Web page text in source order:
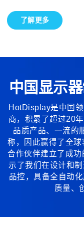
了解更多
中国显示
HotDisplay是中国
商，积累了超过20
品质产品、一流的
称，因此赢得了全
合作伙伴建立了成
示了我们在设计和
品控，具备全自动
质量、